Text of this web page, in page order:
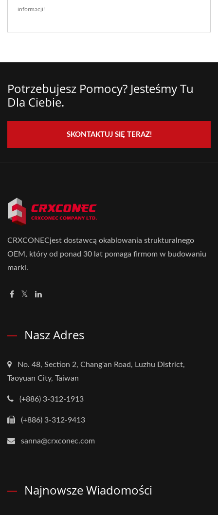
informacji!
Potrzebujesz Pomocy? Jesteśmy Tu
Dla Ciebie.
SKONTAKTUJ SIĘ TERAZ!
CRXCONECjest dostawcą okablowania strukturalnego
OEM, który od ponad 30 lat pomaga firmom w budowaniu
marki.
Nasz Adres
No. 48, Section 2, Chang'an Road, Luzhu District,
Taoyuan City, Taiwan
(+886) 3-312-1913
(+886) 3-312-9413
sanna@crxconec.com
Najnowsze Wiadomości